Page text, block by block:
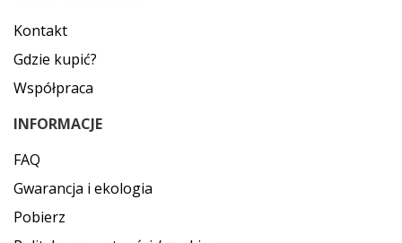
Kontakt
Gdzie kupić?
Współpraca
INFORMACJE
FAQ
Gwarancja i ekologia
Pobierz